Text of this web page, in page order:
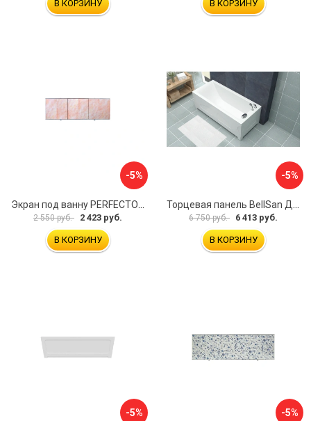
В КОРЗИНУ В КОРЗИНУ
-5%
Экран под ванну PERFECTO LINEA 36-000157
2 550 руб. 2 423 руб.
В КОРЗИНУ
-5%
Торцевая панель BellSan Даниелла 4627171531049
6 750 руб. 6 413 руб.
В КОРЗИНУ
-5% -5%